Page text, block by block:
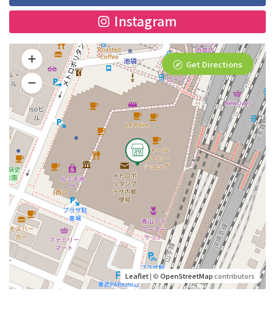
Instagram
Leaflet| ©OpenStreetMapcontributors
Get Directions